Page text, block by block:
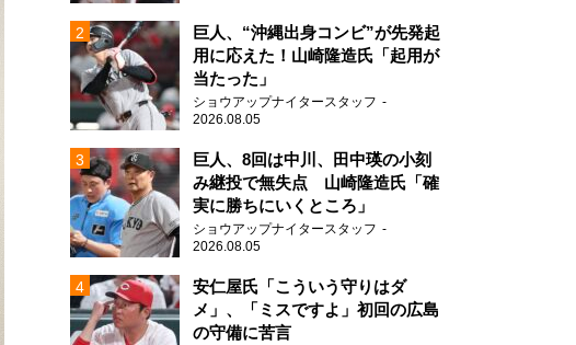
巨人、“沖縄出身コンビ”が先発起
用に応えた！山崎隆造氏「起用が
当たった」
ショウアップナイタースタッフ
2026.08.05
巨人、8回は中川、田中瑛の小刻
み継投で無失点 山崎隆造氏「確
実に勝ちにいくところ」
ショウアップナイタースタッフ
2026.08.05
安仁屋氏「こういう守りはダ
メ」、「ミスですよ」初回の広島
の守備に苦言